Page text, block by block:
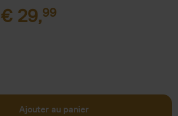
€ 29,99
Ajouter au panier